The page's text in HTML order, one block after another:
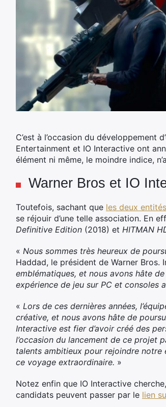
C’est à l’occasion du développement
Entertainment et IO Interactive ont
élément ni même, le moindre indice,
Warner Bros et IO
Toutefois, sachant que les deux entités
se réjouir d’une telle association. En
Definitive Edition (2018) et HITMAN
« Nous sommes très heureux de
Haddad, le président de Warner Bros.
emblématiques, et nous avons hâte
expérience de jeu sur PC et consoles
« Lors de ces dernières années,
créative, et nous avons hâte de
Interactive est fier d’avoir créé des
l’occasion du lancement de ce projet
talents ambitieux pour rejoindre notre
ce voyage extraordinaire. »
Notez enfin que IO Interactive
candidats peuvent passer par le lien